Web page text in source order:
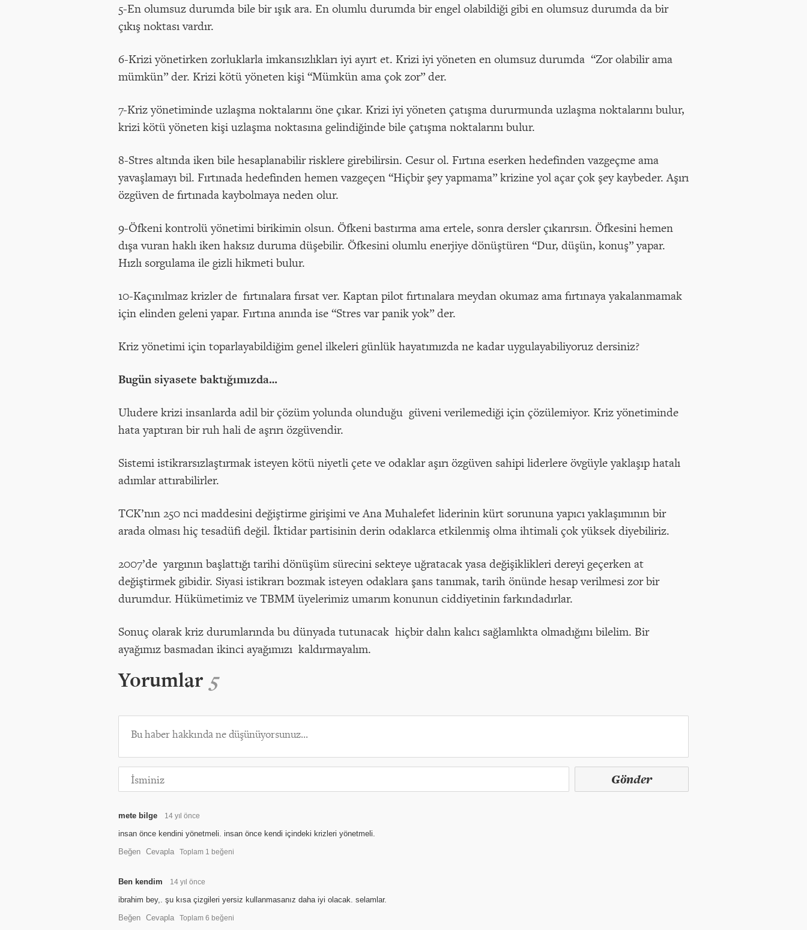
5-En olumsuz durumda bile bir ışık ara. En olumlu durumda bir engel olabildiği gibi en olumsuz durumda da bir
çıkış noktası vardır.
6-Krizi yönetirken zorluklarla imkansızlıkları iyi ayırt et. Krizi iyi yöneten en olumsuz durumda “Zor olabilir ama
mümkün” der. Krizi kötü yöneten kişi “Mümkün ama çok zor” der.
7-Kriz yönetiminde uzlaşma noktalarını öne çıkar. Krizi iyi yöneten çatışma dururmunda uzlaşma noktalarını bulur,
krizi kötü yöneten kişi uzlaşma noktasına gelindiğinde bile çatışma noktalarını bulur.
8-Stres altında iken bile hesaplanabilir risklere girebilirsin. Cesur ol. Fırtına eserken hedefinden vazgeçme ama
yavaşlamayı bil. Fırtınada hedefinden hemen vazgeçen “Hiçbir şey yapmama” krizine yol açar çok şey kaybeder. Aşırı
özgüven de fırtınada kaybolmaya neden olur.
9-Öfkeni kontrolü yönetimi birikimin olsun. Öfkeni bastırma ama ertele, sonra dersler çıkarırsın. Öfkesini hemen
dışa vuran haklı iken haksız duruma düşebilir. Öfkesini olumlu enerjiye dönüştüren “Dur, düşün, konuş” yapar.
Hızlı sorgulama ile gizli hikmeti bulur.
10-Kaçınılmaz krizler de fırtınalara fırsat ver. Kaptan pilot fırtınalara meydan okumaz ama fırtınaya yakalanmamak
için elinden geleni yapar. Fırtına anında ise “Stres var panik yok” der.
Kriz yönetimi için toparlayabildiğim genel ilkeleri günlük hayatımızda ne kadar uygulayabiliyoruz dersiniz?
Bugün siyasete baktığımızda…
Uludere krizi insanlarda adil bir çözüm yolunda olunduğu güveni verilemediği için çözülemiyor. Kriz yönetiminde
hata yaptıran bir ruh hali de aşrırı özgüvendir.
Sistemi istikrarsızlaştırmak isteyen kötü niyetli çete ve odaklar aşırı özgüven sahipi liderlere övgüyle yaklaşıp hatalı
adımlar attırabilirler.
TCK’nın 250 nci maddesini değiştirme girişimi ve Ana Muhalefet liderinin kürt sorununa yapıcı yaklaşımının bir
arada olması hiç tesadüfi değil. İktidar partisinin derin odaklarca etkilenmiş olma ihtimali çok yüksek diyebiliriz.
2007’de yargının başlattığı tarihi dönüşüm sürecini sekteye uğratacak yasa değişiklikleri dereyi geçerken at
değiştirmek gibidir. Siyasi istikrarı bozmak isteyen odaklara şans tanımak, tarih önünde hesap verilmesi zor bir
durumdur. Hükümetimiz ve TBMM üyelerimiz umarım konunun ciddiyetinin farkındadırlar.
Sonuç olarak kriz durumlarında bu dünyada tutunacak hiçbir dalın kalıcı sağlamlıkta olmadığını bilelim. Bir
ayağımız basmadan ikinci ayağımızı kaldırmayalım.
Yorumlar 5
Gönder
mete bilge 14 yıl önce
insan önce kendini yönetmeli. insan önce kendi içindeki krizleri yönetmeli.
Beğen Cevapla Toplam 1 beğeni
Ben kendim 14 yıl önce
ibrahim bey,. şu kısa çizgileri yersiz kullanmasanız daha iyi olacak. selamlar.
Beğen Cevapla Toplam 6 beğeni